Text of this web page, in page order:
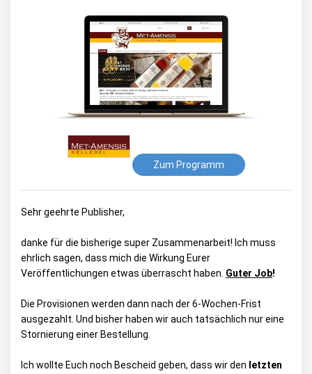
Zum Programm
Sehr geehrte Publisher,
danke für die bisherige super Zusammenarbeit! Ich muss
ehrlich sagen, dass mich die Wirkung Eurer
Veröffentlichungen etwas überrascht haben. Guter Job!
Die Provisionen werden dann nach der 6-Wochen-Frist
ausgezahlt. Und bisher haben wir auch tatsächlich nur eine
Stornierung einer Bestellung.
Ich wollte Euch noch Bescheid geben, dass wir den letzten